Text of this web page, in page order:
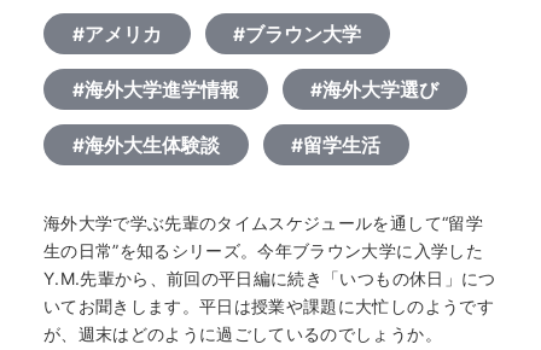
#アメリカ #ブラウン大学
#海外大学進学情報 #海外大学選び
#海外大生体験談 #留学生活
海外大学で学ぶ先輩のタイムスケジュールを通して“留学
生の日常”を知るシリーズ。今年ブラウン大学に入学した
Y.M.先輩から、前回の平日編に続き「いつもの休日」につ
いてお聞きします。平日は授業や課題に大忙しのようです
が、週末はどのように過ごしているのでしょうか。